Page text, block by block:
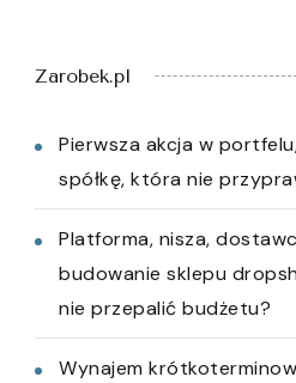
Zarobek.pl
Pierwsza akcja w
spółkę, która nie
Platforma, nisza,
budowanie sklepu
nie przepalić budżetu?
Wynajem